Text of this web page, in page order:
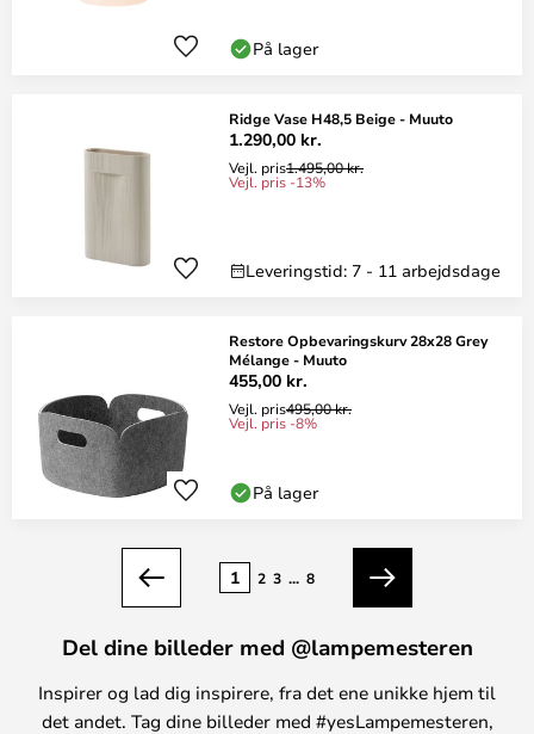
På lager
Ridge Vase H48,5 Beige - Muuto
1.290,00 kr.
Vejl. pris1.495,00 kr.
Vejl. pris -13%
Leveringstid: 7 - 11 arbejdsdage
Restore Opbevaringskurv 28x28 Grey
Mélange - Muuto
455,00 kr.
Vejl. pris495,00 kr.
Vejl. pris -8%
På lager
Forrige
1 2 3 ... 8
Næste
Del dine billeder med @lampemesteren
Inspirer og lad dig inspirere, fra det ene unikke hjem til
det andet. Tag dine billeder med #yesLampemesteren,